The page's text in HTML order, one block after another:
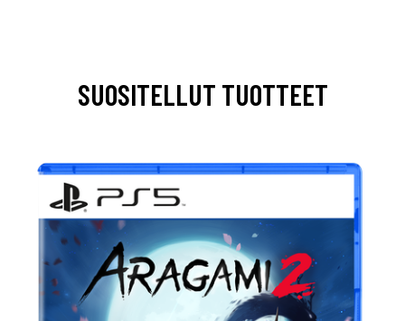
SUOSITELLUT TUOTTEET